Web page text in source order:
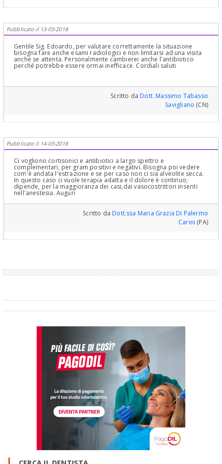
del pavimento della bocca, constatando se ci fosse un senso di
soffocamento e l'abbia informata, quindi stia tranquillo, continui la
terapia (aumenterei gli antibiotici sostituendoli anche con più
potenti ma solo con Diagnosi, prognosi e Prescizione terapeutica
del suo Chirurgo) e si confidi con Lui!I tempi di guarigione dal
Trisma sono molto lunghi ma avvvengono sempre! I tempi della
guarigione dell'infiammazione e dell'ascesso che sembra stia
tentando di evolvere in Flemmone sono invece abbastanza brevi
questo. Il Suo Chirurgo Maxillo Facciale la deve seguire
attentamente e costantemente e sta agendo molto bene! :)
Pubblicato il 13-03-2018
Gentile Sig. Edoardo, per valutare correttamente la situazione
bisogna fare anche esami radiologici e non limitarsi ad una visita
anche se attenta. Personalmente cambierei anche l'antibiotico
perché potrebbe essere ormai inefficace. Cordiali saluti
Scritto daDott. Massimo Tabasso
Savigliano (CN)
Pubblicato il 14-03-2018
Ci vogliono cortisonici e antibiotici a largo spettro e
complementari, per gram positivi e negativi. Bisogna poi vedere
com'è andata l'estrazione e se per caso non ci sia alveolite secca.
In questo caso ci vuole terapia adatta e il dolore è continuo;
dipende, per la maggioranza dei casi,dai vasocostrittori inseriti
nell'anestesia. Auguri
Scritto daDott.ssa Maria Grazia Di Palermo
Carini (PA)